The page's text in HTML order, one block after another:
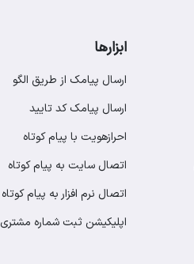
ابزارها
ارسال پیامک از طریق الگو
ارسال پیامک کد تایید
احرازهویت با پیام کوتاه
اتصال سایت به پیام کوتاه
اتصال نرم افزار به پیام کوتاه
اپلیکیشن ثبت شماره مشتری